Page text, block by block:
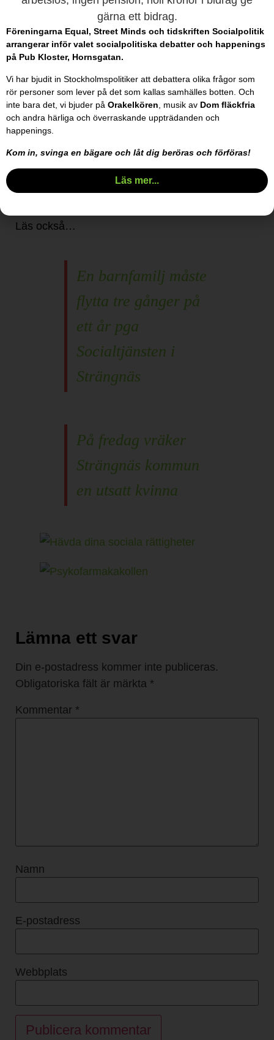
fast 1990 och 2004. Med speciella svårigheter
menas psykisk sjukdom, missbruksproblematik
eller betydande ekonomiska problem.
Att samhället har förändrats och skaran av
personer som har mycket svårt att ordna egen
bostad har multiplicerats har varken
riksdagen eller domstolarna tagit hänsyn till.
SkribentDennis Aberos
Läs också…
En barnfamilj måste
flytta tre gånger på
ett år pga
Socialtjänsten i
Strängnäs
På fredag vräker
Strängnäs kommun
en utsatt kvinna
Lämna ett svar
Din e-postadress kommer inte publiceras.
Obligatoriska fält är märkta *
Kommentar *
Namn
E-postadress
Webbplats
Föreningarna Equal, Street Minds och tidskriften Socialpolitik
arrangerar inför valet socialpolitiska debatter och happenings
på Pub Kloster, Hornsgatan.
Vi har bjudit in Stockholmspolitiker att debattera olika frågor som
rör personer som lever på det som kallas samhälles botten. Och
inte bara det, vi bjuder på Orakelkören , musik av Dom ﬂäckfria
och andra härliga och överraskande uppträdanden och
happenings.
Kom in, svinga en bägare och låt dig beröras och förföras!
Läs mer...